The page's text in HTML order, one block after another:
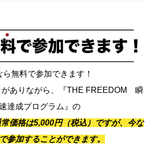
ら無料で参加できます！
がありながら、『THE FREEDOM 瞬
達成プログラム』の
価格は5,000円（税込）ですが、今な
参加することができます。